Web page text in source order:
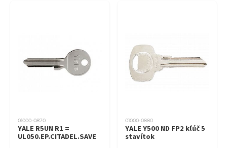
01000-0870
YALE R5UN R1 =
UL050.EP.CITADEL.SAVE
01000-0880
YALE Y500 ND FP2 kľúč 5
stavítok